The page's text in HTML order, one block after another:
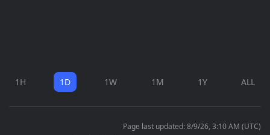
1H 1D 1W 1M 1Y ALL
Page last updated: 8/9/26, 3:10 AM (UTC)